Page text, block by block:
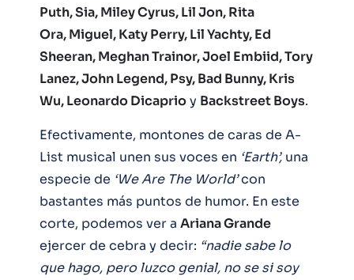
Puth, Sia, Miley Cyrus, Lil Jon, Rita
Ora, Miguel, Katy Perry, Lil Yachty, Ed
Sheeran, Meghan Trainor, Joel Embiid, Tory
Lanez, John Legend, Psy, Bad Bunny, Kris
Wu, Leonardo Dicaprioy Backstreet Boys.
Efectivamente, montones de caras de A-
List musical unen sus voces en ‘Earth’, una
especie de ‘We Are The World’con
bastantes más puntos de humor. En este
corte, podemos ver a Ariana Grande
ejercer de cebra y decir: “nadie sabe lo
que hago, pero luzco genial, no se si soy